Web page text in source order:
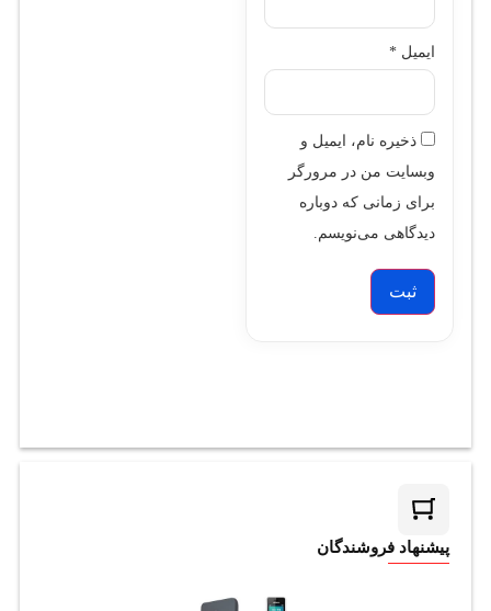
ایمیل *
ذخیره نام، ایمیل و
وبسایت من در مرورگر
برای زمانی که دوباره
دیدگاهی می‌نویسم.
پیشنهاد فروشندگان